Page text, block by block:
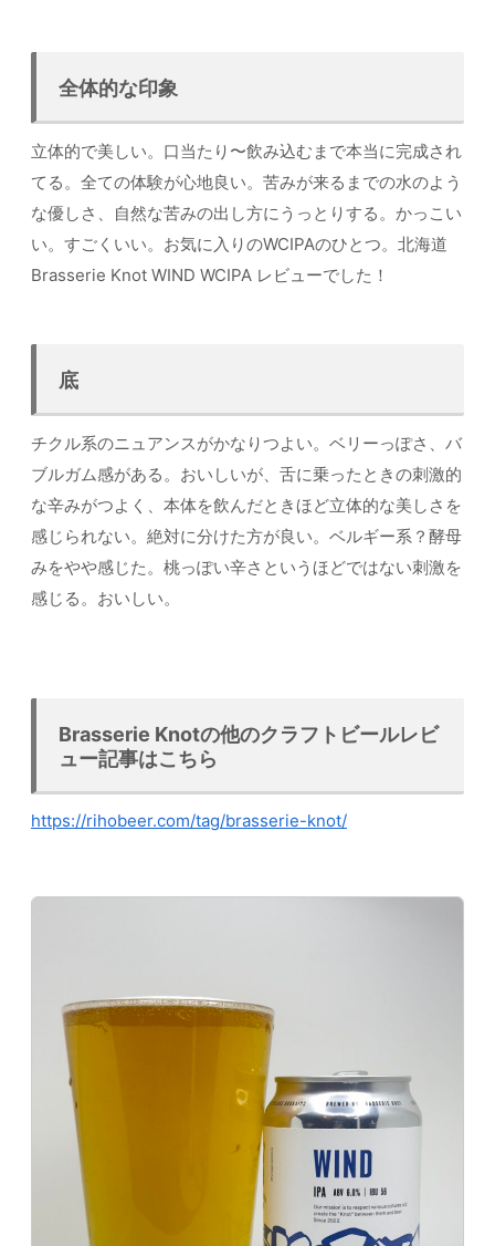
全体的な印象
立体的で美しい。口当たり〜飲み込むまで本当に完成され
てる。全ての体験が心地良い。苦みが来るまでの水のよう
な優しさ、自然な苦みの出し方にうっとりする。かっこい
い。すごくいい。お気に入りのWCIPAのひとつ。北海道
Brasserie Knot WIND WCIPA レビューでした！
底
チクル系のニュアンスがかなりつよい。ベリーっぽさ、バ
ブルガム感がある。おいしいが、舌に乗ったときの刺激的
な辛みがつよく、本体を飲んだときほど立体的な美しさを
感じられない。絶対に分けた方が良い。ベルギー系？酵母
みをやや感じた。桃っぽい辛さというほどではない刺激を
感じる。おいしい。
Brasserie Knotの他のクラフトビールレビ
ュー記事はこちら
https://rihobeer.com/tag/brasserie-knot/